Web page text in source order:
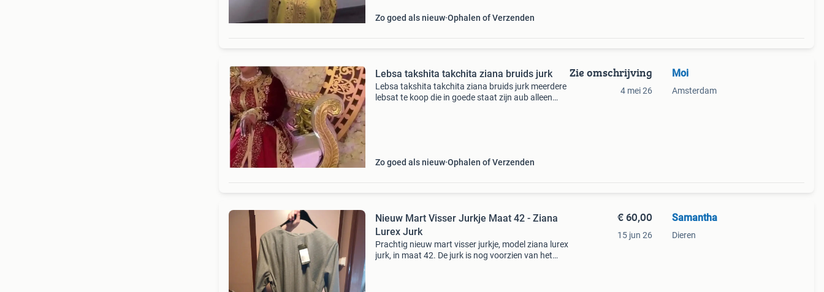
Zo goed als nieuw Ophalen of Verzenden
Lebsa takshita takchita ziana bruids jurk
Lebsa takshita takchita ziana bruids jurk meerdere
lebsat te koop die in goede staat zijn aub alleen
Zo goed als nieuw Ophalen of Verzenden
Zie omschrijving
4 mei 26
Moi
Amsterdam
Nieuw Mart Visser Jurkje Maat 42 - Ziana
Lurex Jurk
Prachtig nieuw mart visser jurkje, model ziana lurex
jurk, in maat 42. De jurk is nog voorzien van het
€ 60,00
15 jun 26
Samantha
Dieren